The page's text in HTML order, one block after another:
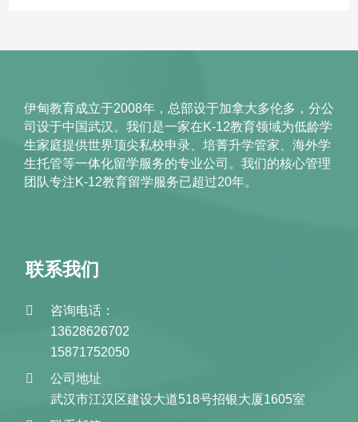
伊甸教育成立于2008年，总部设于加拿大多伦多，分公
司设于中国武汉。我们是一家在K-12教育领域为低龄学
生家庭提供世界顶尖私校申录、培菁升学管家、海外学
生托管等一体化留学服务的专业公司。我们的核心管理
团队专注K-12教育留学服务已超过20年。
联系我们
咨询电话：
13628626702
15871752050
公司地址
武汉市江汉区建设大道518号招银大厦1605室